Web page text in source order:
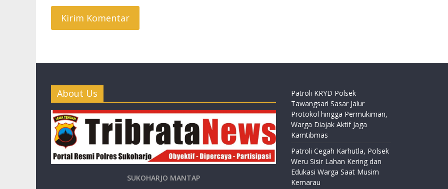
About Us
SUKOHARJO MANTAP
Patroli KRYD Polsek
Tawangsari Sasar Jalur
Protokol hingga Permukiman,
Warga Diajak Aktif Jaga
Kamtibmas
Patroli Cegah Karhutla, Polsek
Weru Sisir Lahan Kering dan
Edukasi Warga Saat Musim
Kemarau